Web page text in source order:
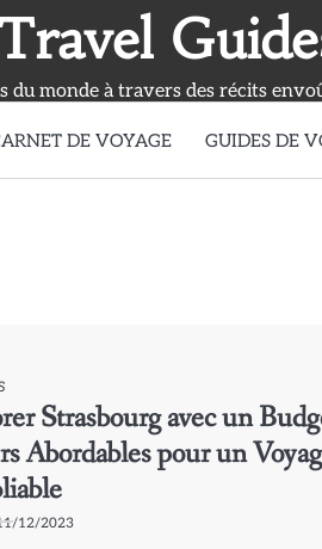
du monde à travers des récits
DE VOYAGE GUIDES DE
Strasbourg avec un
Abordables pour un
12/2023